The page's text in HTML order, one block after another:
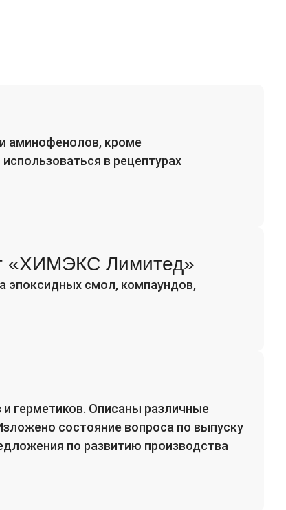
аминофенолов, кроме
в рецептурах
«ХИМЭКС Лимитед»
эпоксидных смол, компаундов,
герметиков. Описаны различные
состояние вопроса по выпуску
по развитию производства